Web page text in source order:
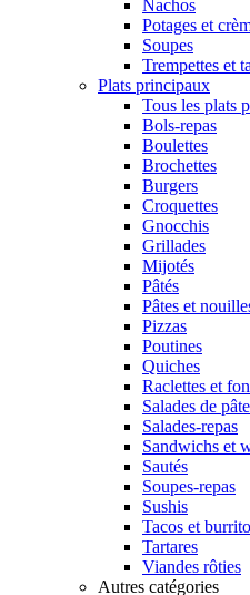
Nachos
Potages et
Soupes
Trempettes et
Plats principaux
Tous les plats
Bols-repas
Boulettes
Brochettes
Burgers
Croquettes
Gnocchis
Grillades
Mijotés
Pâtés
Pâtes et
Pizzas
Poutines
Quiches
Raclettes et
Salades de
Salades-repas
Sandwichs et
Sautés
Soupes-repas
Sushis
Tacos et
Tartares
Viandes rôties
Autres catégories